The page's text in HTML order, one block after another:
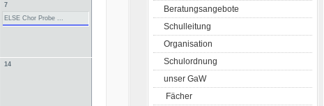
Beratungsangebote
Schulleitung
Organisation
Schulordnung
unser GaW
Fächer
7
ELSE Chor Probe ...
14